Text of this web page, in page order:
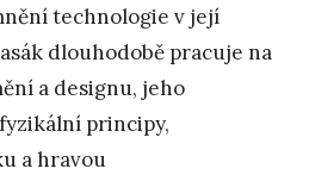
technologie v její
dlouhodobě pracuje na
a designu, jeho
principy,
a hravou